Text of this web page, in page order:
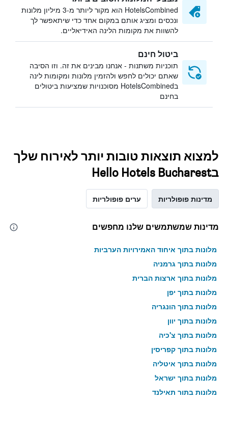
HotelsCombined הוא מקור ליותר מ-3 מיליון מלונות
ונכסים ומציג אותם במקום אחד כדי שיתאפשר לך
להשוות את מקומות הלינה האידיאליים.
ביטול חינם
תוכניות משתנות - אנחנו מבינים את זה. וזו הסיבה
שאתם יכולים לחפש ולהזמין מלונות ומקומות לינה
בHotelsCombined מסוכנויות שמציעות ביטולים
בחינם
למצוא תוצאות טובות יותר לאירוח שלך
בHello Hotels Bucharest
מדינות פופולריות ערים פופולריות
מדינות שמשתמשים שלנו מחפשים
מלונות בתוך איחוד האמירויות הערביות
מלונות בתוך גרמניה
מלונות בתוך ארצות הברית
מלונות בתוך יפן
מלונות בתוך הונגריה
מלונות בתוך יוון
מלונות בתוך צ'כיה
מלונות בתוך קפריסין
מלונות בתוך איטליה
מלונות בתוך ישראל
מלונות בתוך תאילנד